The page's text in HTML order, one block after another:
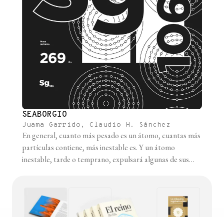
SEABORGIO
Juama Garrido, Claudio H. Sánchez
En general, cuanto más pesado es un átomo, cuantas más
partículas contiene, más inestable es. Y un átomo
inestable, tarde o temprano, expulsará algunas de sus
la naturaleza, la tabla periódica termina ahí, en el [...]